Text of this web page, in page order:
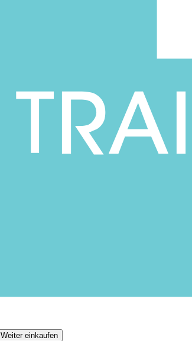
Weiter einkaufen